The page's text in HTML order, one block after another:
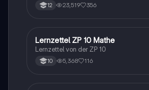
12 23,519 356
Mathe
Lernzettel ZP 10 Mathe
Lernzettel von der ZP 10
10 5,368 116